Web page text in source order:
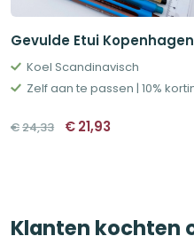
Gevulde Etui Kopenhagen
Koel Scandinavisch
Zelf aan te passen | 10%
€24,33 Oorspronkelijke
prijs
€21,93
Klanten kochten